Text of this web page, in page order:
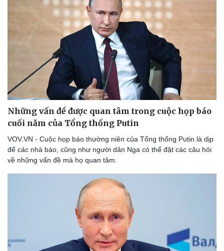
Những vấn đề được quan tâm trong cuộc họp báo
cuối năm của Tổng thống Putin
VOV.VN - Cuộc họp báo thường niên của Tổng thống Putin là dịp
để các nhà báo, cũng như người dân Nga có thể đặt các câu hỏi
về những vấn đề mà họ quan tâm.